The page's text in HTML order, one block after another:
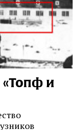
и